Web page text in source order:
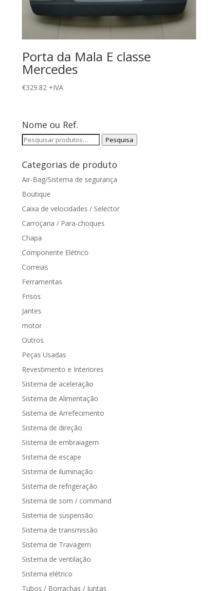
Porta da Mala E classe
Mercedes
€329.82 +IVA
Nome ou Ref.
Pesquisar
Pesquisa
Categorias de produto
Air-Bag/Sistema de segurança
Boutique
Caixa de velocidades / Selector
Carroçaria / Para-choques
Chapa
Componente Elétrico
Correias
Ferramentas
Frisos
Jantes
motor
Outros
Peças Usadas
Revestimento e Interiores
Sistema de aceleração
Sistema de Alimentação
Sistema de Arrefecimento
Sistema de direção
Sistema de embraiagem
Sistema de escape
Sistema de iluminação
Sistema de refrigeração
Sistema de som / command
Sistema de suspensão
Sistema de transmissão
Sistema de Travagem
Sistema de ventilação
Sistema elétrico
Tubos / Borrachas / Juntas